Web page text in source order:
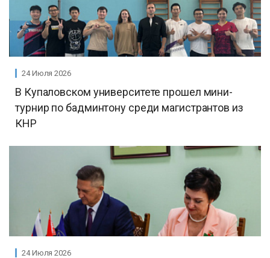
24 Июля 2026
В Купаловском университете прошел мини-
турнир по бадминтону среди магистрантов из
КНР
24 Июля 2026